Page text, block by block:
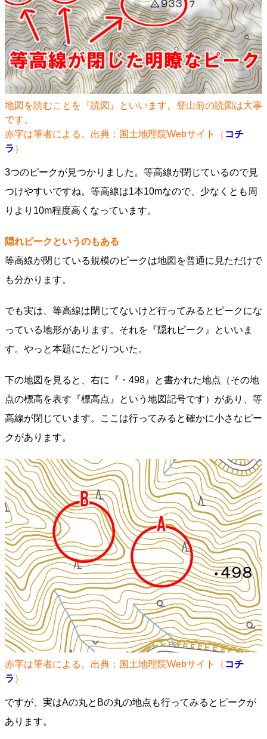
地図を読むことを『読図』といいます。登山前の読図は大事
です。
赤字は筆者による。出典：国土地理院Webサイト（ コチ
ラ ）
3つのピークが見つかりました。等高線が閉じているので見
つけやすいですね。等高線は1本10mなので、少なくとも周
りより10m程度高くなっています。
隠れピークというのもある
等高線が閉じている規模のピークは地図を普通に見ただけで
も分かります。
でも実は、等高線は閉じてないけど行ってみるとピークにな
っている地形があります。それを『隠れピーク』といいま
す。やっと本題にたどりついた。
下の地図を見ると、右に『・498』と書かれた地点（その地
点の標高を表す『標高点』という地図記号です）があり、等
高線が閉じています。ここは行ってみると確かに小さなピー
クがあります。
赤字は筆者による。出典：国土地理院Webサイト（ コチ
ラ ）
ですが、実はAの丸とBの丸の地点も行ってみるとピークが
あります。